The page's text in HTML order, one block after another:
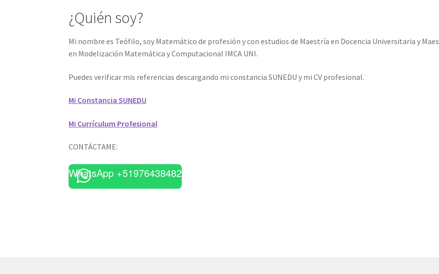
¿Quién soy?
Mi nombre es Teófilo, soy Matemático de profesión y con estudios de Maestría en Docencia Universitaria y
en Modelización Matemática y Computacional IMCA UNI.
Puedes verificar mis referencias descargando mi constancia SUNEDU y mi CV profesional.
Mi Constancia SUNEDU
Mi Currículum Profesional
CONTÁCTAME:
WhatsApp +51976438482